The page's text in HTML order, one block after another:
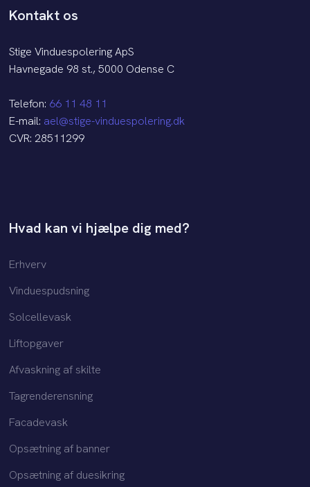
Kontakt os
Stige Vinduespolering ApS
Havnegade 98 st., 5000 Odense C
Telefon: 66 11 48 11
E-mail: ael@stige-vinduespolering.dk
CVR: 28511299​
Hvad kan vi hjælpe dig med?
Erhverv
Vinduespudsning
Solcellevask
Liftopgaver
Afvaskning af skilte
Tagrenderensning
Facadevask
Opsætning af banner
Opsætning af duesikring